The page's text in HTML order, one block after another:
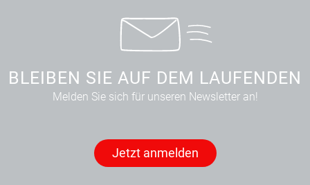
BLEIBEN SIE AUF DEM LAUFENDEN
Melden Sie sich für unseren Newsletter an!
Jetzt anmelden